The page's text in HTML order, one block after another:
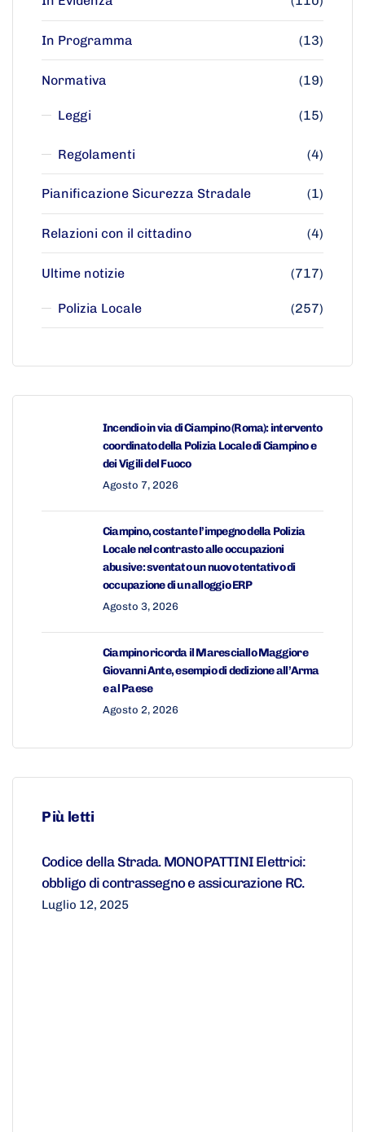
In Programma (13)
Normativa (19)
Leggi (15)
Regolamenti (4)
Pianificazione Sicurezza Stradale (1)
Relazioni con il cittadino (4)
Ultime notizie (717)
Polizia Locale (257)
Incendio in via di Ciampino (Roma): intervento
coordinato della Polizia Locale di Ciampino e
dei Vigili del Fuoco
Agosto 7, 2026
Ciampino, costante l’impegno della Polizia
Locale nel contrasto alle occupazioni
abusive: sventato un nuovo tentativo di
occupazione di un alloggio ERP
Agosto 3, 2026
Ciampino ricorda il Maresciallo Maggiore
Giovanni Ante, esempio di dedizione all’Arma
e al Paese
Agosto 2, 2026
Più letti
Codice della Strada. MONOPATTINI Elettrici:
obbligo di contrassegno e assicurazione RC.
Luglio 12, 2025